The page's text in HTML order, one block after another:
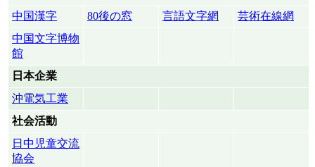
中国漢字
80後の窓 言語文字網
芸術在線網
中国文字博物
館
日本企業
沖電気工業
社会活動
日中児童交流
協会